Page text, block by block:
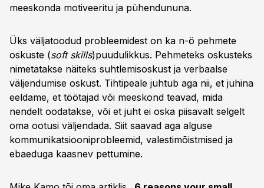
meeskonda motiveeritu ja pühendununa.
Üks väljatoodud probleemidest on ka n-ö pehmete
oskuste (soft skills)puudulikkus. Pehmeteks oskusteks
nimetatakse näiteks suhtlemisoskust ja verbaalse
väljendumise oskust. Tihtipeale juhtub aga nii, et juhina
eeldame, et töötajad või meeskond teavad, mida
nendelt oodatakse, või et juht ei oska piisavalt selgelt
oma ootusi väljendada. Siit saavad aga alguse
kommunikatsiooniprobleemid, valestimõistmised ja
ebaeduga kaasnev pettumine.